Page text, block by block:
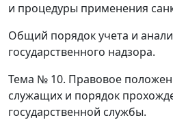
и процедуры применения
Общий порядок учета и
государственного надзора.
Тема № 10. Правовое
служащих и порядок
государственной службы.